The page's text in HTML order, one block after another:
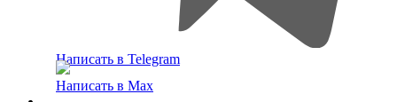
Написать в Telegram
Написать в Max